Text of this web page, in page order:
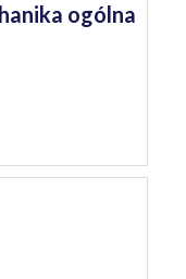
ogólna